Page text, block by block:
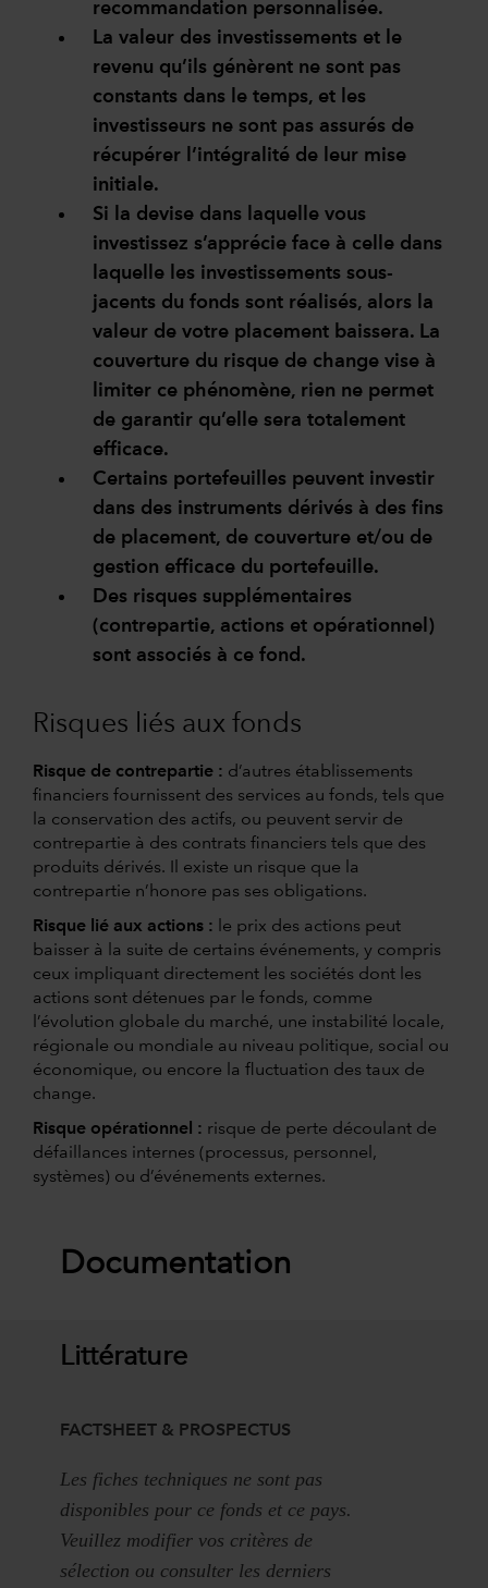
recommandation personnalisée.
La valeur des investissements et le
revenu qu’ils génèrent ne sont pas
constants dans le temps, et les
investisseurs ne sont pas assurés de
récupérer l’intégralité de leur mise
initiale.
Si la devise dans laquelle vous
investissez s’apprécie face à celle dans
laquelle les investissements sous-
jacents du fonds sont réalisés, alors la
valeur de votre placement baissera. La
couverture du risque de change vise à
limiter ce phénomène, rien ne permet
de garantir qu’elle sera totalement
efficace.
Certains portefeuilles peuvent investir
dans des instruments dérivés à des fins
de placement, de couverture et/ou de
gestion efficace du portefeuille.
Des risques supplémentaires
(contrepartie, actions et opérationnel)
sont associés à ce fond.
Risques liés aux fonds
Risque de contrepartie : d’autres établissements
financiers fournissent des services au fonds, tels que
la conservation des actifs, ou peuvent servir de
contrepartie à des contrats financiers tels que des
produits dérivés. Il existe un risque que la
contrepartie n’honore pas ses obligations.
Risque lié aux actions : le prix des actions peut
baisser à la suite de certains événements, y compris
ceux impliquant directement les sociétés dont les
actions sont détenues par le fonds, comme
l’évolution globale du marché, une instabilité locale,
régionale ou mondiale au niveau politique, social ou
économique, ou encore la fluctuation des taux de
change.
Risque opérationnel : risque de perte découlant de
défaillances internes (processus, personnel,
systèmes) ou d’événements externes.
Documentation
Littérature
FACTSHEET & PROSPECTUS
Les fiches techniques ne sont pas
disponibles pour ce fonds et ce pays.
Veuillez modifier vos critères de
sélection ou consulter les derniers